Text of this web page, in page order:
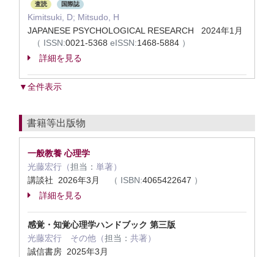
査読 国際誌
Kimitsuki, D; Mitsudo, H
JAPANESE PSYCHOLOGICAL RESEARCH 2024年1月
（ ISSN:0021-5368 eISSN:1468-5884 ）
詳細を見る
▼全件表示
書籍等出版物
一般教養 心理学
光藤宏行（担当： 単著）
講談社 2026年3月
（ ISBN:4065422647 ）
詳細を見る
感覚・知覚心理学ハンドブック 第三版
光藤宏行 その他（担当： 共著）
誠信書房 2025年3月